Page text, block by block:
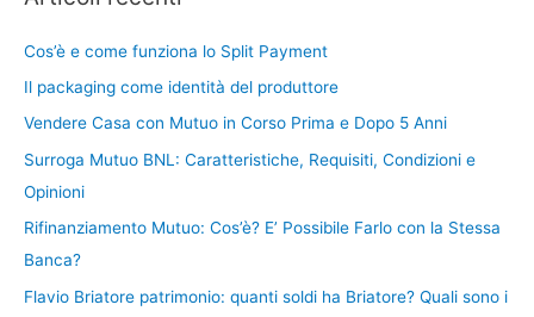
Cos’è e come funziona lo Split Payment
Il packaging come identità del produttore
Vendere Casa con Mutuo in Corso Prima e Dopo 5 Anni
Surroga Mutuo BNL: Caratteristiche, Requisiti, Condizioni e
Opinioni
Rifinanziamento Mutuo: Cos’è? E’ Possibile Farlo con la Stessa
Banca?
Flavio Briatore patrimonio: quanti soldi ha Briatore? Quali sono i